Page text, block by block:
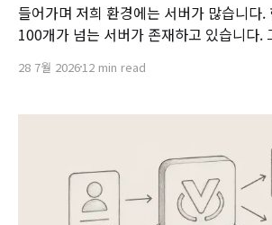
들어가며 저희 환경에는 서버가 많습니다. 한두 대가 아니라
100개가 넘는 서버가 존재하고 있습니다.
패키지를 받아올 때, 매번 인터넷에서 직접
고” 역할을 합니다. 외부망이 불안정한 환
28 7월 202612 min read